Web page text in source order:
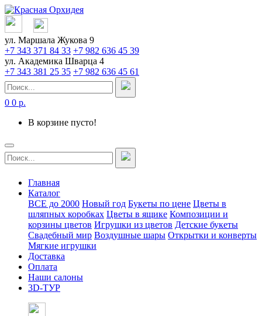
ул. Маршала Жукова 9
+7 343 371 84 33 +7 982 636 45 39
ул. Академика Шварца 4
+7 343 381 25 35 +7 982 636 45 61
0 0 р.
В корзине пусто!
Главная
Каталог
ВСЕ до 2000 Новый год Букеты по цене Цветы в
шляпных коробках Цветы в ящике Композиции и
корзины цветов Игрушки из цветов Детские букеты
Свадебный мир Воздушные шары Открытки и конверты
Мягкие игрушки
Доставка
Оплата
Наши салоны
3D-ТУР